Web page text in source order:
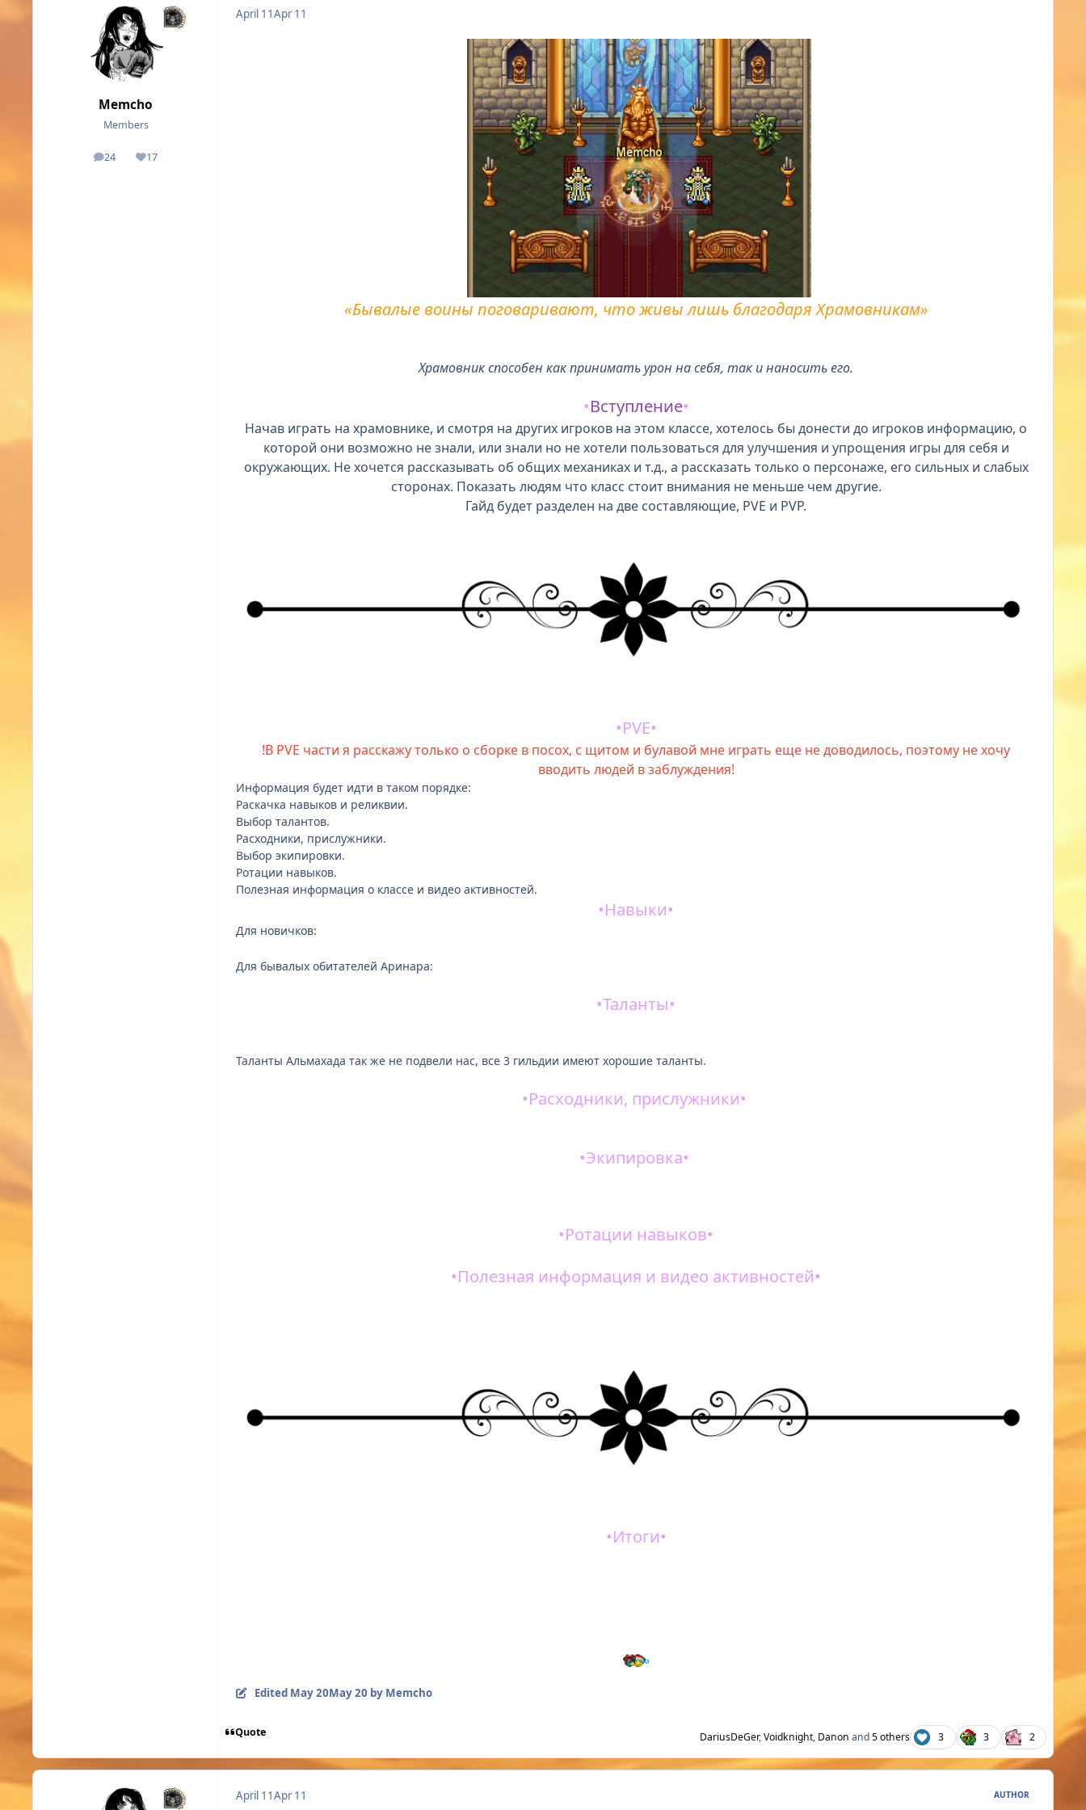
Memcho
Members
24
posts 17
Reputation
April 11Apr 11
«Бывалые воины поговаривают, что живы лишь благодаря Храмовникам»
Храмовник способен как принимать урон на себя, так и наносить его.
•Вступление•
Начав играть на храмовнике, и смотря на других игроков на этом классе, хотелось бы донести до игроков информацию, о
которой они возможно не знали, или знали но не хотели пользоваться для улучшения и упрощения игры для себя и
окружающих. Не хочется рассказывать об общих механиках и т.д., а рассказать только о персонаже, его сильных и слабых
сторонах. Показать людям что класс стоит внимания не меньше чем другие.
Гайд будет разделен на две составляющие, PVE и PVP.
•PVE•
!В PVE части я расскажу только о сборке в посох, с щитом и булавой мне играть еще не доводилось, поэтому не хочу
вводить людей в заблуждения!
Информация будет идти в таком порядке:
Раскачка навыков и реликвии.
Выбор талантов.
Расходники, прислужники.
Выбор экипировки.
Ротации навыков.
Полезная информация о классе и видео активностей.
•Навыки•
Для новичков:
Для бывалых обитателей Аринара:
•Таланты•
Таланты Альмахада так же не подвели нас, все 3 гильдии имеют хорошие таланты.
•Расходники, прислужники•
•Экипировка•
•Ротации навыков•
•Полезная информация и видео активностей•
•Итоги•
Edited May 20May 20 by Memcho
Quote DariusDeGer,Voidknight, Danon and5 others 3 3 2
April 11Apr 11 AUTHOR